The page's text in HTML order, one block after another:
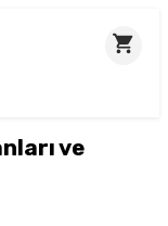
ve